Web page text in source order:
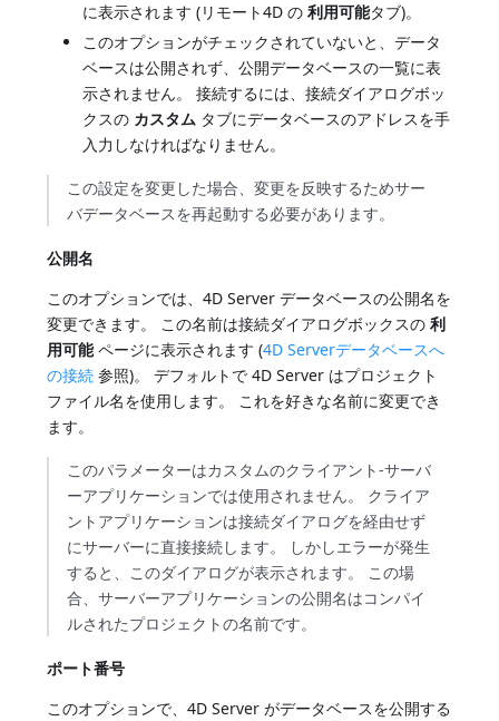
に表示されます (リモート4D の利用可能タブ)。
このオプションがチェックされていないと、データ
ベースは公開されず、公開データベースの一覧に表
示されません。 接続するには、接続ダイアログボッ
クスの カスタム タブにデータベースのアドレスを手
入力しなければなりません。
この設定を変更した場合、変更を反映するためサー
バデータベースを再起動する必要があります。
公開名
このオプションでは、4D Server データベースの公開名を
変更できます。 この名前は接続ダイアログボックスの利
用可能ページに表示されます (4D Serverデータベースへ
の接続 参照)。 デフォルトで 4D Server はプロジェクト
ファイル名を使用します。 これを好きな名前に変更でき
ます。
このパラメーターはカスタムのクライアント-サーバ
ーアプリケーションでは使用されません。 クライア
ントアプリケーションは接続ダイアログを経由せず
にサーバーに直接接続します。 しかしエラーが発生
すると、このダイアログが表示されます。 この場
合、サーバーアプリケーションの公開名はコンパイ
ルされたプロジェクトの名前です。
ポート番号
このオプションで、4D Server がデータベースを公開する